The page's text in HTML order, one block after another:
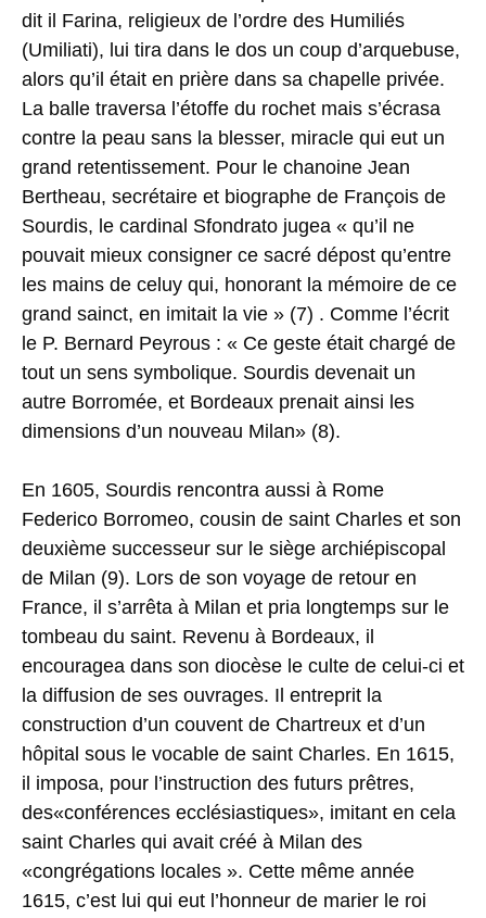
dit il Farina, religieux de l’ordre des Humiliés
(Umiliati), lui tira dans le dos un coup d’arquebuse,
alors qu’il était en prière dans sa chapelle privée.
La balle traversa l’étoffe du rochet mais s’écrasa
contre la peau sans la blesser, miracle qui eut un
grand retentissement. Pour le chanoine Jean
Bertheau, secrétaire et biographe de François de
Sourdis, le cardinal Sfondrato jugea « qu’il ne
pouvait mieux consigner ce sacré dépost qu’entre
les mains de celuy qui, honorant la mémoire de ce
grand sainct, en imitait la vie » (7) . Comme l’écrit
le P. Bernard Peyrous : « Ce geste était chargé de
tout un sens symbolique. Sourdis devenait un
autre Borromée, et Bordeaux prenait ainsi les
dimensions d’un nouveau Milan» (8).
En 1605, Sourdis rencontra aussi à Rome
Federico Borromeo, cousin de saint Charles et son
deuxième successeur sur le siège archiépiscopal
de Milan (9). Lors de son voyage de retour en
France, il s’arrêta à Milan et pria longtemps sur le
tombeau du saint. Revenu à Bordeaux, il
encouragea dans son diocèse le culte de celui-ci et
la diffusion de ses ouvrages. Il entreprit la
construction d’un couvent de Chartreux et d’un
hôpital sous le vocable de saint Charles. En 1615,
il imposa, pour l’instruction des futurs prêtres,
des«conférences ecclésiastiques», imitant en cela
saint Charles qui avait créé à Milan des
«congrégations locales ». Cette même année
1615, c’est lui qui eut l’honneur de marier le roi